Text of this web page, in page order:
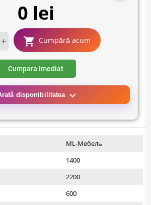
0 lei
+ Cumpără acum
Cumpara Imediat
disponibilitatea
ML-Мебель
1400
2200
600